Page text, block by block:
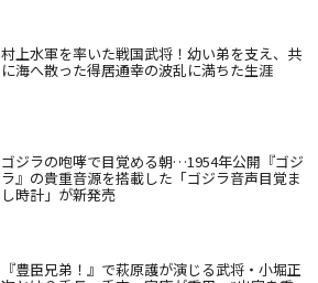
村上水軍を率いた戦国武将！幼い弟を支え、共
に海へ散った得居通幸の波乱に満ちた生涯
ゴジラの咆哮で目覚める朝…1954年公開『ゴジ
ラ』の貴重音源を搭載した「ゴジラ音声目覚ま
し時計」が新発売
『豊臣兄弟！』で萩原護が演じる武将・小堀正